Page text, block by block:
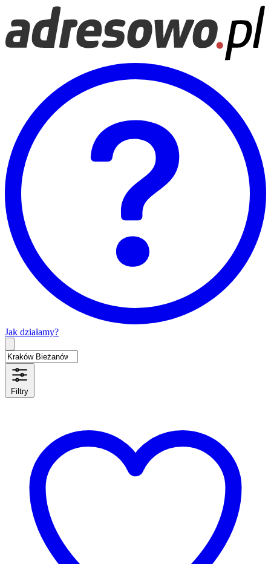
Jak działamy?
Filtry